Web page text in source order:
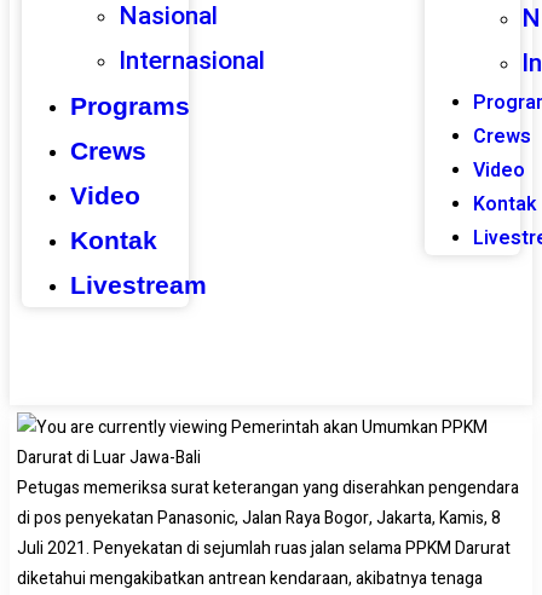
Nasional
Internasional
Programs
Crews
Video
Kontak
Livestream
Crews
Video
Kontak
Petugas memeriksa surat keterangan yang diserahkan pengendara
di pos penyekatan Panasonic, Jalan Raya Bogor, Jakarta, Kamis, 8
Juli 2021. Penyekatan di sejumlah ruas jalan selama PPKM Darurat
diketahui mengakibatkan antrean kendaraan, akibatnya tenaga